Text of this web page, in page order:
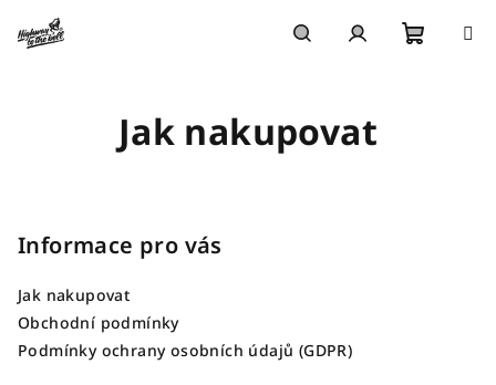
na
obsah
Jak nakupovat
Informace pro vás
Jak nakupovat
Obchodní podmínky
Podmínky ochrany osobních údajů (GDPR)